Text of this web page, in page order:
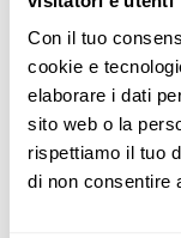
Con il tuo
cookie e
elaborare i dati
sito web o la
rispettiamo il tuo
di non consentire